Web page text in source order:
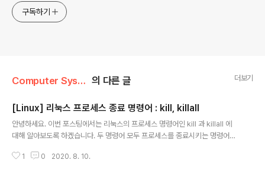
구독하기
Computer System/Linux 의 다른 글 더보기
[Linux] 리눅스 프로세스 종료 명령어 : kill, killall
안녕하세요. 이번 포스팅에서는 리눅스의 프로세스 명령어인 kill 과 killall 에
대해 알아보도록 하겠습니다. 두 명령어 모두 프로세스를 종료시키는 명령어인
는 프로세스 이름을 사용해 종료 시키는 차이점이 있습니다. 상세 내용은 다음
1 0 2020. 8. 10.